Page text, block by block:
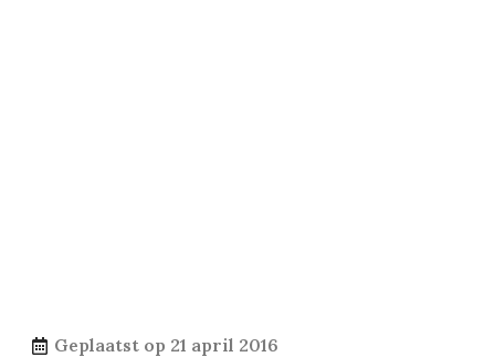
Geplaatst op 21 april 2016